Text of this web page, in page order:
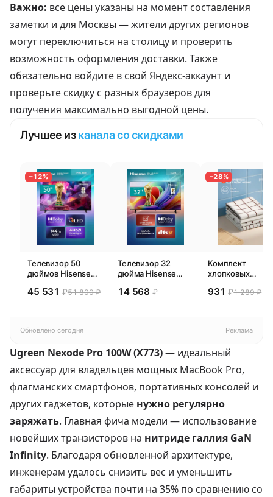
Важно: все цены указаны на момент составления
заметки и для Москвы — жители других регионов
могут переключиться на столицу и проверить
возможность оформления доставки. Также
обязательно войдите в свой Яндекс-аккаунт и
проверьте скидку с разных браузеров для
получения максимально выгодной цены.
Лучшее изканала со скидками
−12%
Телевизор 50
дюймов Hisense
(2026) Смарт ТВ
45 531 ₽51 800 ₽
Телевизор 32
дюйма Hisense
Смарт ТВ HD
14 568 ₽
−28%
Комплект
хлопковых
полотенец 4 шт,
931₽1 289 ₽
Обновлено сегодня Реклама
Ugreen Nexode Pro 100W (X773)— идеальный
аксессуар для владельцев мощных MacBook Pro,
флагманских смартфонов, портативных консолей и
других гаджетов, которые нужно регулярно
заряжать. Главная фича модели — использование
новейших транзисторов на нитриде галлия GaN
Infinity. Благодаря обновленной архитектуре,
инженерам удалось снизить вес и уменьшить
габариты устройства почти на 35% по сравнению со